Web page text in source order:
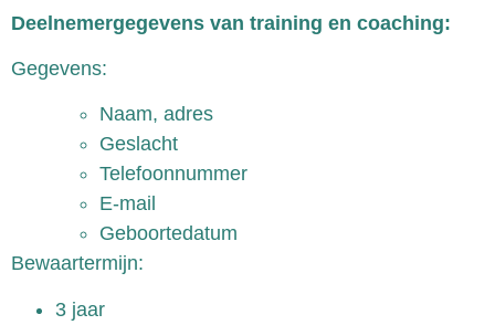
Deelnemergegevens van training en coaching:
Gegevens:
Naam, adres
Geslacht
Telefoonnummer
E-mail
Geboortedatum
Bewaartermijn:
3 jaar